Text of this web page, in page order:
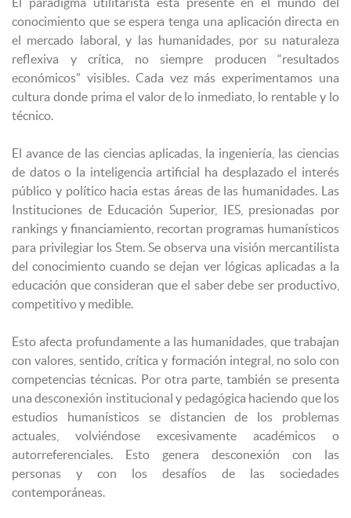
conocimiento que se espera tenga una aplicación directa en
el mercado laboral, y las humanidades, por su naturaleza
reflexiva y crítica, no siempre producen “resultados
económicos” visibles. Cada vez más experimentamos una
cultura donde prima el valor de lo inmediato, lo rentable y lo
técnico.
El avance de las ciencias aplicadas, la ingeniería, las ciencias
de datos o la inteligencia artificial ha desplazado el interés
público y político hacia estas áreas de las humanidades. Las
Instituciones de Educación Superior, IES, presionadas por
rankings y financiamiento, recortan programas humanísticos
para privilegiar los Stem. Se observa una visión mercantilista
del conocimiento cuando se dejan ver lógicas aplicadas a la
educación que consideran que el saber debe ser productivo,
competitivo y medible.
Esto afecta profundamente a las humanidades, que trabajan
con valores, sentido, crítica y formación integral, no solo con
competencias técnicas. Por otra parte, también se presenta
una desconexión institucional y pedagógica haciendo que los
estudios humanísticos se distancien de los problemas
actuales, volviéndose excesivamente académicos o
autorreferenciales. Esto genera desconexión con las
personas y con los desafíos de las sociedades
contemporáneas.